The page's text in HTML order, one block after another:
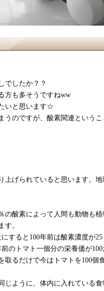
でしたか？？
方も多そうですねww
いと思います☆
うのですが、酸素関連という
上げられていると思います。
の酸素によって人間も動物も
す。
すると100年前は酸素濃度が
のトマト一個分の栄養価が
取るだけで今はトマトを100個
じように、体内に入れている